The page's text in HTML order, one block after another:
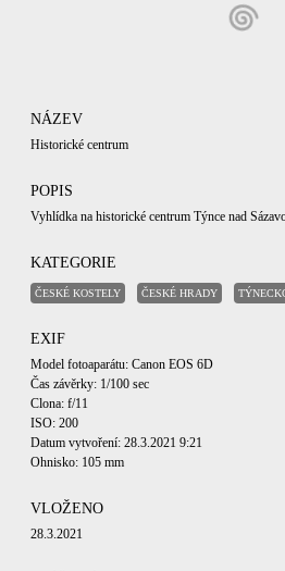
NÁZEV
Historické centrum
POPIS
Vyhlídka na historické centrum Týnce nad
KATEGORIE
ČESKÉ KOSTELY ČESKÉ HRADY
EXIF
Model fotoaparátu: Canon EOS 6D
Čas závěrky: 1/100 sec
Clona: f/11
ISO: 200
Datum vytvoření: 28.3.2021 9:21
Ohnisko: 105 mm
VLOŽENO
28.3.2021